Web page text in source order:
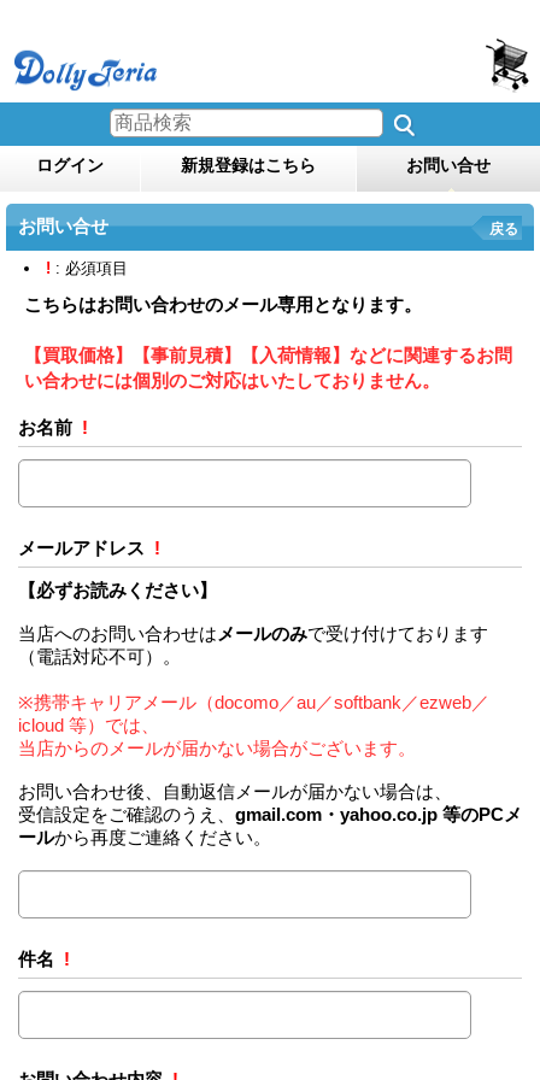
ログイン 新規登録はこちら お問い合せ
お問い合せ 戻る
! : 必須項目
こちらはお問い合わせのメール専用となります。
【買取価格】【事前見積】【入荷情報】などに関連するお問
い合わせには個別のご対応はいたしておりません。
お名前 !
メールアドレス !
【必ずお読みください】
当店へのお問い合わせは メールのみで受け付けております
（電話対応不可）。
※携帯キャリアメール（docomo／au／softbank／ezweb／
icloud 等）では、
当店からのメールが届かない場合がございます。
お問い合わせ後、自動返信メールが届かない場合は、
受信設定をご確認のうえ、 gmail.com・yahoo.co.jp 等のPCメ
ールから再度ご連絡ください。
件名 !